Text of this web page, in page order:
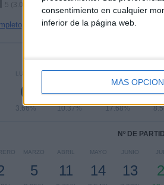
consentimiento en cualquier
inferior de la página web.
MÁS
5 (3.05%)
LUNES
6
3.66%
17
10.37%
29
17.68%
Nº DE
MARZO
5
ABRIL
11
MAYO
14
JUNIO
13